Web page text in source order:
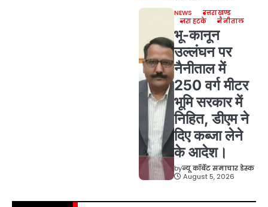
NEWS
उत्तराखण्ड
ज़रा हटके
नैनीताल
भू-कानून
उल्लंघन पर
नैनीताल में
250 वर्ग मीटर
भूमि सरकार में
निहित, डीएम ने
दिए कब्जा लेने
के आदेश।
byन्यू कॉर्बेट समाचार डेस्क
August 5, 2026